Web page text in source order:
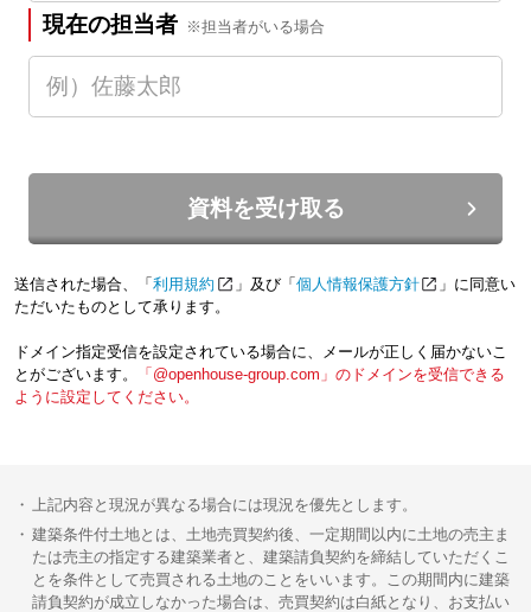
現在の担当者 ※担当者がいる場合
資料を受け取る
送信された場合、「 利用規約 」及び「 個人情報保護方針
」に同意い
ただいたものとして承ります。
ドメイン指定受信を設定されている場合に、メールが正しく届かないこ
とがございます。
「@openhouse-group.com」のドメインを受信できる
ように設定してください。
上記内容と現況が異なる場合には現況を優先とします。
建築条件付土地とは、土地売買契約後、一定期間以内に土地の売主ま
たは売主の指定する建築業者と、建築請負契約を締結していただくこ
とを条件として売買される土地のことをいいます。この期間内に建築
請負契約が成立しなかった場合は、売買契約は白紙となり、お支払い